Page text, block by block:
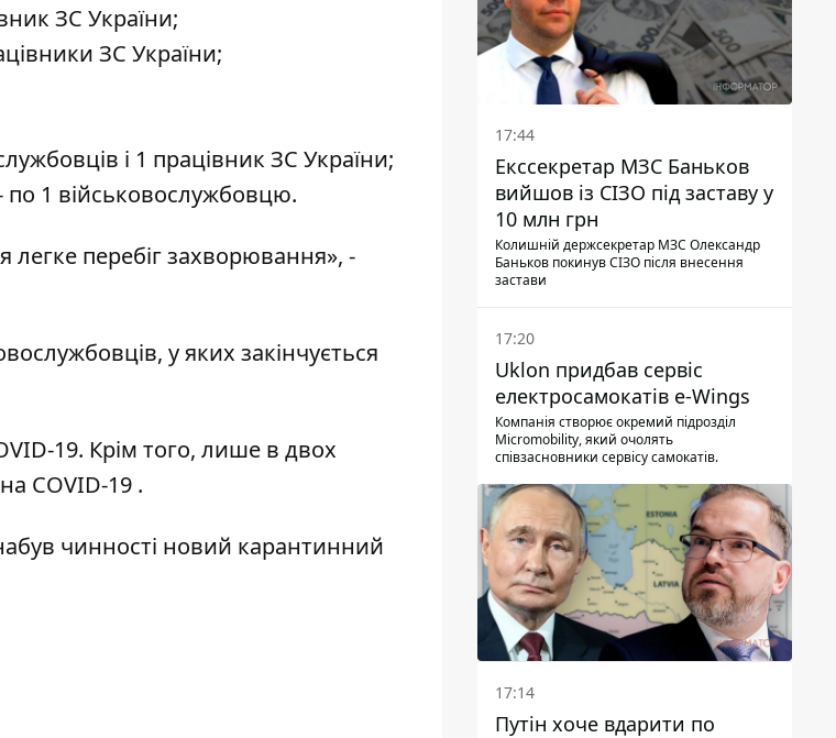
ЗС України;
ЗС України;
і 1 працівник ЗС України;
по 1 військовослужбовцю.
легке перебіг захворювання», -
у яких закінчується
19. Крім того, лише в двох
COVID-19 .
чинності новий карантинний
17:44
Екссекретар МЗС Баньков
вийшов із СІЗО під заставу у
10 млн грн
Колишній держсекретар МЗС Олександр
Баньков покинув СІЗО після внесення
застави
17:20
Uklon придбав сервіс
електросамокатів e-Wings
Компанія створює окремий підрозділ
Micromobility, який очолять
співзасновники сервісу самокатів.
17:14
Путін хоче вдарити по